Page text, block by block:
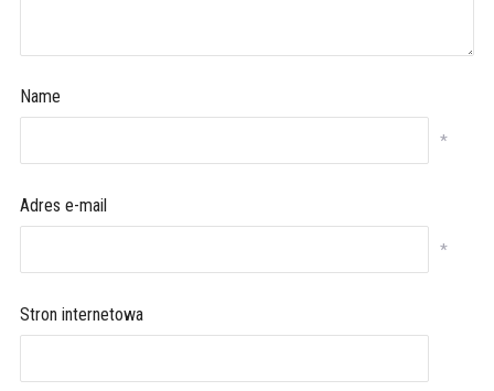
Name
*
Adres e-mail
*
Stron internetowa